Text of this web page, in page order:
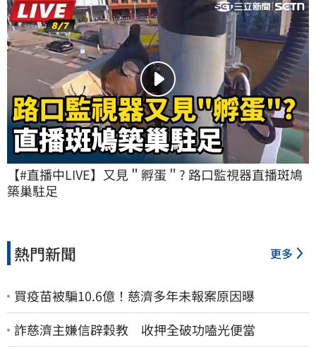
【#直播中LIVE】又見＂孵蛋＂? 路口監視器直播斑鳩
築巢駐足
熱門新聞 更多
買疫苗被騙10.6億！慈濟多年未報案原因曝
詐慈濟主嫌信辟穀教 收押全破功嗑光便當